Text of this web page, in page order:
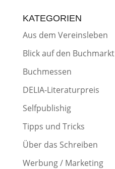
KATEGORIEN
Aus dem Vereinsleben
Blick auf den Buchmarkt
Buchmessen
DELIA-Literaturpreis
Selfpublishig
Tipps und Tricks
Über das Schreiben
Werbung / Marketing